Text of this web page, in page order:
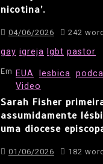
nicotina’.
04/06/2026 242
gay igreja lgbt pastor
Em EUA lesbica
Video
Sarah Fisher
assumidamente
uma diocese
01/06/2026 182